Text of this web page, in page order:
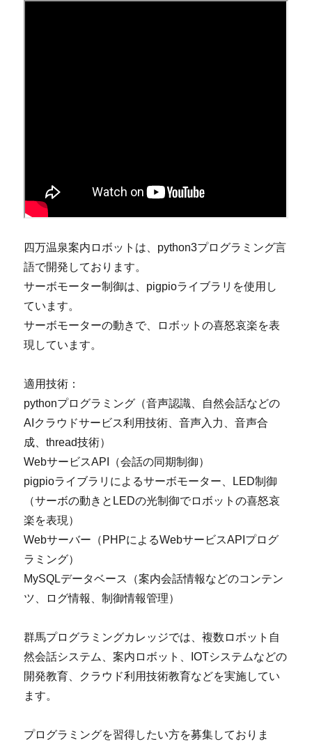
四万温泉案内ロボットは、python3プログラミング言
語で開発しております。
サーボモーター制御は、pigpioライブラリを使用し
ています。
サーボモーターの動きで、ロボットの喜怒哀楽を表
現しています。
適用技術：
pythonプログラミング（音声認識、自然会話などの
AIクラウドサービス利用技術、音声入力、音声合
成、thread技術）
WebサービスAPI（会話の同期制御）
pigpioライブラリによるサーボモーター、LED制御
（サーボの動きとLEDの光制御でロボットの喜怒哀
楽を表現）
Webサーバー（PHPによるWebサービスAPIプログ
ラミング）
MySQLデータベース（案内会話情報などのコンテン
ツ、ログ情報、制御情報管理）
群馬プログラミングカレッジでは、複数ロボット自
然会話システム、案内ロボット、IOTシステムなどの
開発教育、クラウド利用技術教育などを実施してい
ます。
プログラミングを習得したい方を募集しておりま